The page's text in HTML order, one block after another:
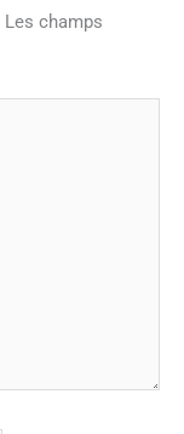
Les champs